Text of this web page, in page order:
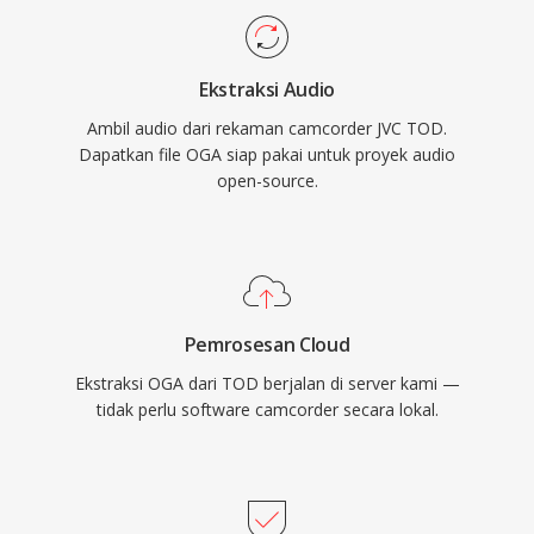
relevan bagi pemilik kamera video JVC Everio
HD yang perlu mengakses, mengedit, atau
mengonversi rekaman mereka menggunakan
paten yang mempengaruhi format proprietary.
Format ini mendukung metadata komentar
Vorbis untuk menandai artis, album, dan
informasi track secara terstandar. OGA diputar
secara native di Firefox, browser berbasis
Chromium, VLC, dan sebagian besar lingkungan
Ekstraksi Audio
Ambil audio dari rekaman camcorder JVC TOD.
Dapatkan file OGA siap pakai untuk proyek audio
open-source.
Pemrosesan Cloud
Ekstraksi OGA dari TOD berjalan di server kami —
tidak perlu software camcorder secara lokal.